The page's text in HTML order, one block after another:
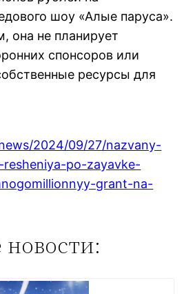
шоу «Алые паруса».
она не планирует
спонсоров или
ресурсы для
2024/09/27/nazvany-
po-zayavke-
grant-na-